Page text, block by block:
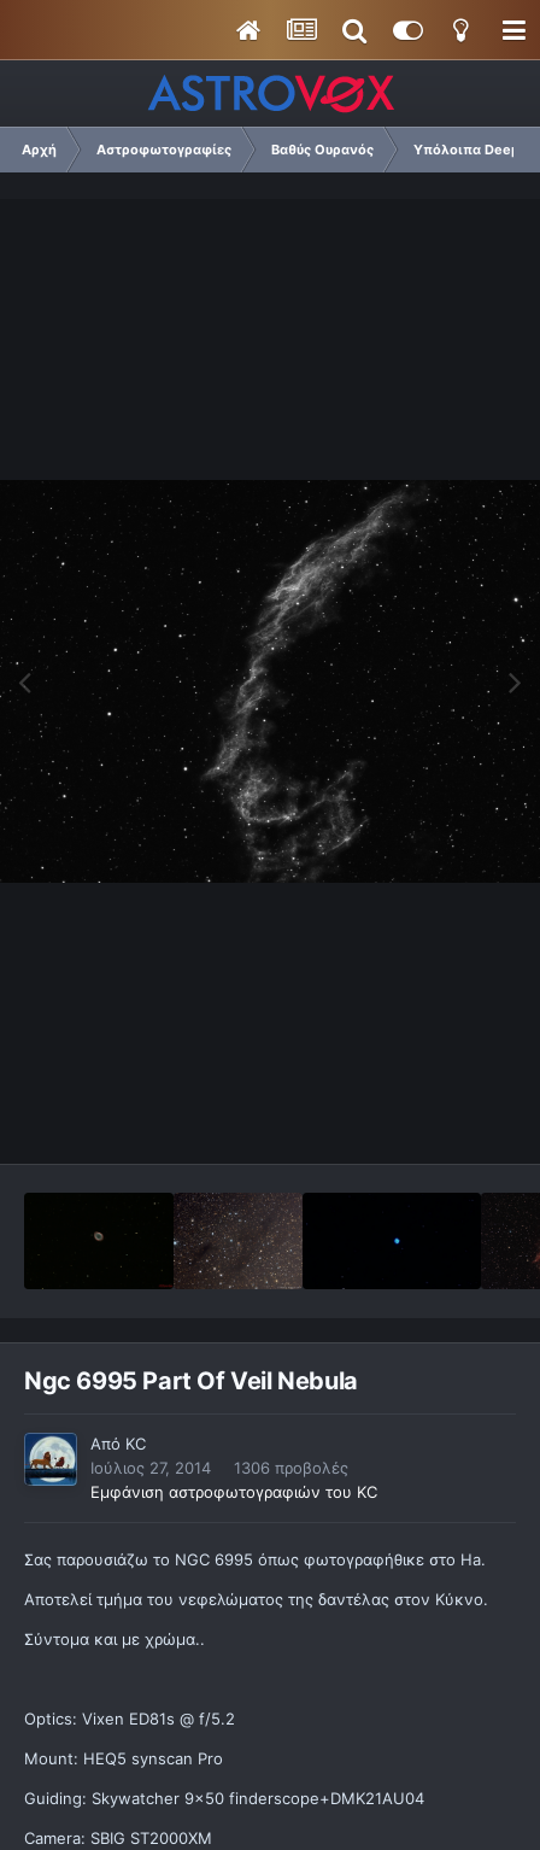
Αρχή Αστροφωτογραφίες Βαθύς Ουρανός Υπόλοιπα Deep
Ngc 6995 Part Of Veil Nebula
Από KC
Ιούλιος 27, 2014
1306 προβολές
Εμφάνιση αστροφωτογραφιών του KC
Σας παρουσιάζω το NGC 6995 όπως φωτογραφήθικε στο Ha.
Αποτελεί τμήμα του νεφελώματος της δαντέλας στον Κύκνο.
Σύντομα και με χρώμα..
Optics: Vixen ED81s @ f/5.2
Mount: HEQ5 synscan Pro
Guiding: Skywatcher 9x50 finderscope+DMK21AU04
Camera: SBIG ST2000XM